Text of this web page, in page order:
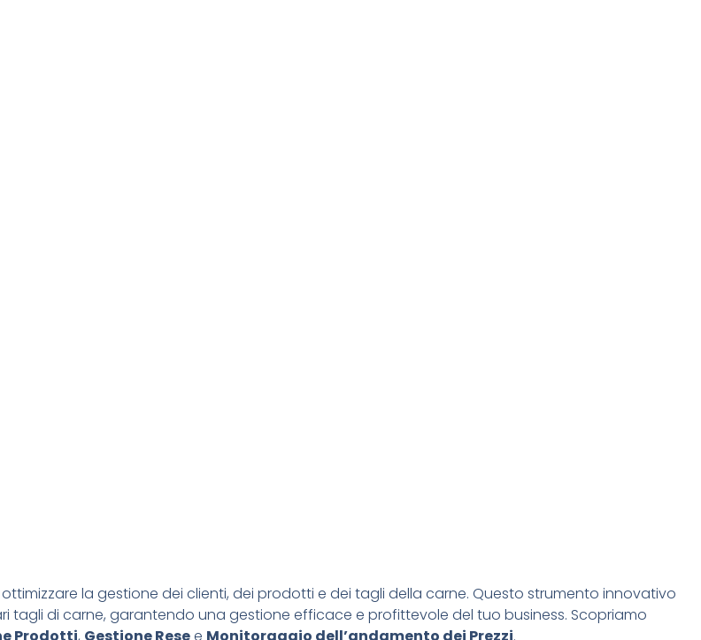
la gestione dei clienti, dei prodotti e dei tagli della carne. Questo strumento innovativo
tagli di carne, garantendo una gestione efficace e profittevole del tuo business. Scopriamo